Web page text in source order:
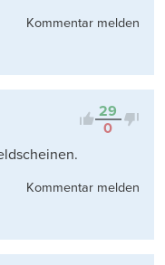
Kommentar melden
29
0
Kommentar melden